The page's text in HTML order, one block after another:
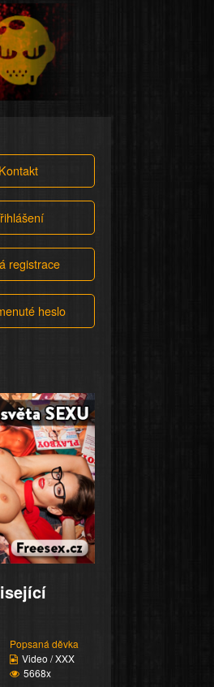
Kontakt
registrace
heslo
Popsaná děvka
Video / XXX
5668x